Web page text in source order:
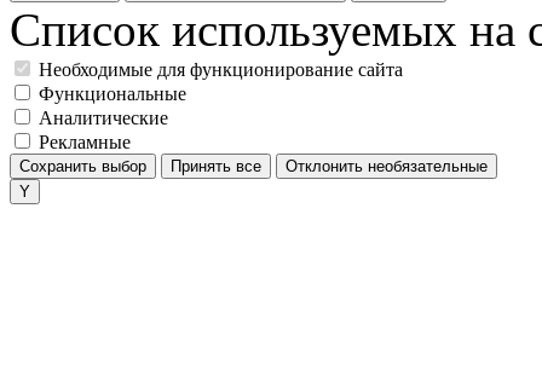
Список используемых на
Необходимые для функционирование сайта
Функциональные
Аналитические
Рекламные
Сохранить выбор Принять все Отклонить необязательные